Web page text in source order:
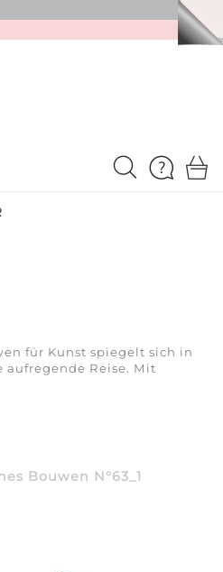
für Kunst spiegelt sich in
Reise. Mit
Bouwen N°63_1